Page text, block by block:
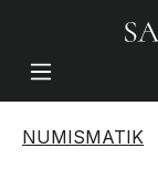
NUMISMATIK